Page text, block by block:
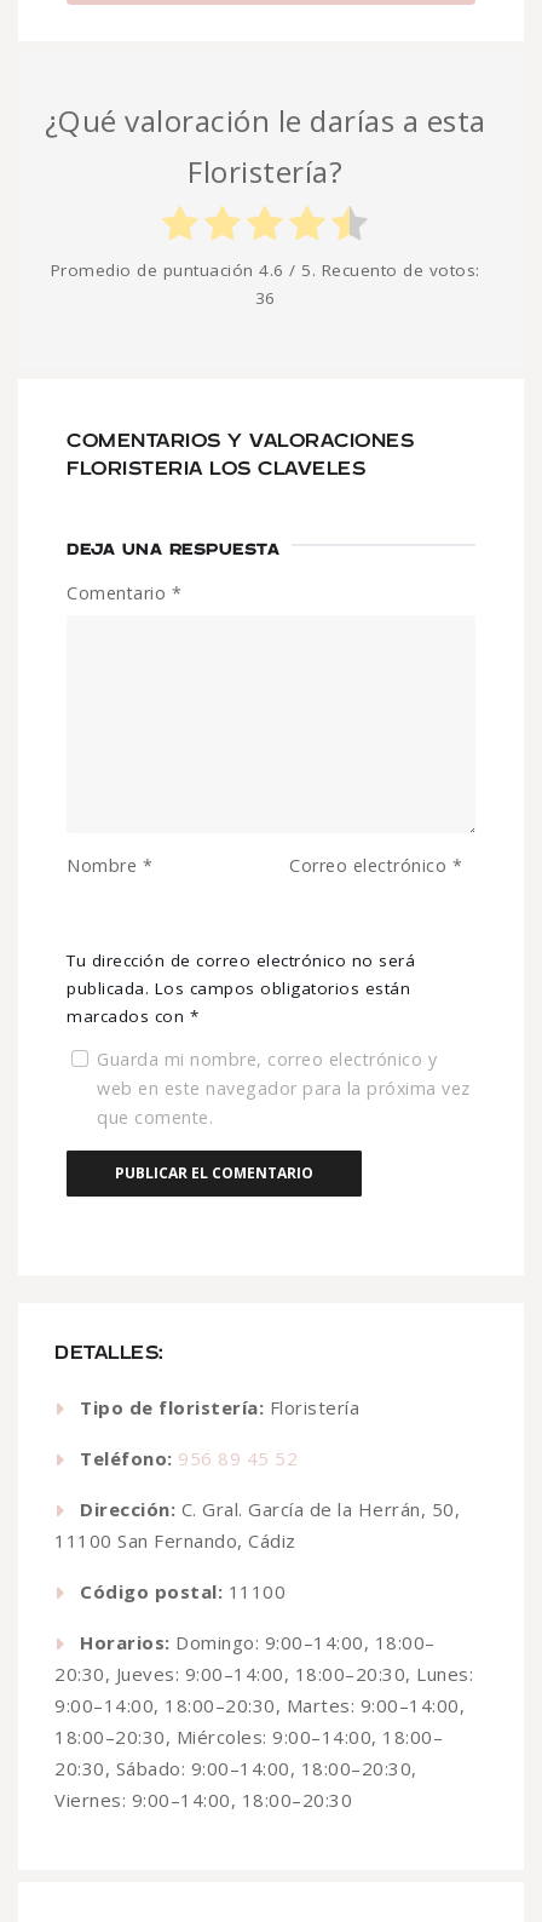
DETALLES:
Tipo de floristería: Floristería
Teléfono: 956 89 45 52
Dirección: C. Gral. García de la Herrán, 50,
11100 San Fernando, Cádiz
Código postal: 11100
Horarios: Domingo: 9:00–14:00, 18:00–
20:30, Jueves: 9:00–14:00, 18:00–20:30, Lunes:
9:00–14:00, 18:00–20:30, Martes: 9:00–14:00,
18:00–20:30, Miércoles: 9:00–14:00, 18:00–
20:30, Sábado: 9:00–14:00, 18:00–20:30,
Viernes: 9:00–14:00, 18:00–20:30
¿Qué valoración le darías a esta
Floristería?
Promedio de puntuación 4.6 / 5. Recuento de votos:
36
COMENTARIOS Y VALORACIONES
FLORISTERIA LOS CLAVELES
DEJA UNA RESPUESTA
Tu dirección de correo electrónico no será
publicada. Los campos obligatorios están
marcados con *
Comentario *
Nombre * Correo electrónico *
Guarda mi nombre, correo electrónico y
web en este navegador para la próxima vez
que comente.